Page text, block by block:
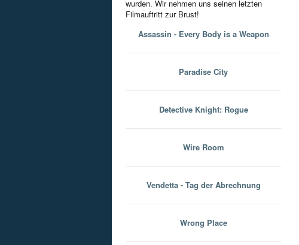
wurden. Wir nehmen uns seinen letzten
Filmauftritt zur Brust!
Assassin - Every Body is a Weapon
Paradise City
Detective Knight: Rogue
Wire Room
Vendetta - Tag der Abrechnung
Wrong Place